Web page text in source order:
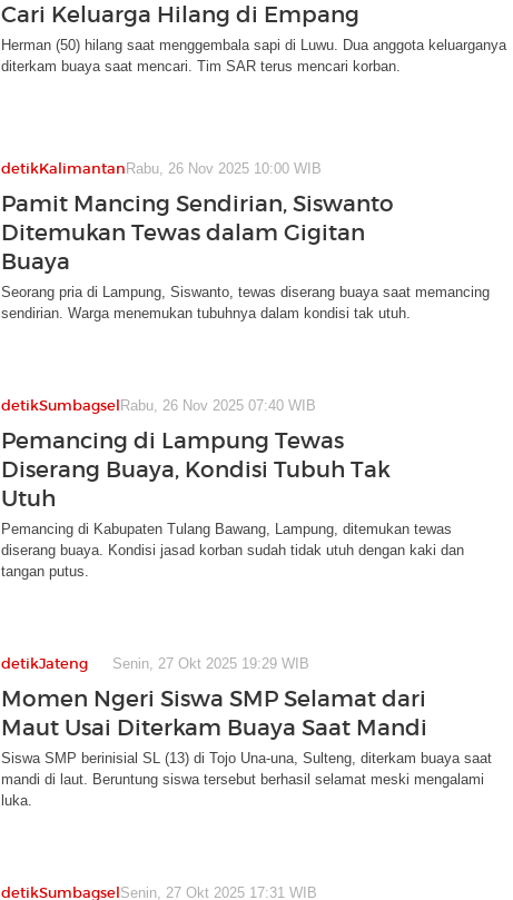
Cari Keluarga Hilang di Empang
Herman (50) hilang saat menggembala sapi di Luwu. Dua anggota keluarganya
diterkam buaya saat mencari. Tim SAR terus mencari korban.
detikKalimantan Rabu, 26 Nov 2025 10:00 WIB
Pamit Mancing Sendirian, Siswanto
Ditemukan Tewas dalam Gigitan
Buaya
Seorang pria di Lampung, Siswanto, tewas diserang buaya saat memancing
sendirian. Warga menemukan tubuhnya dalam kondisi tak utuh.
detikSumbagsel Rabu, 26 Nov 2025 07:40 WIB
Pemancing di Lampung Tewas
Diserang Buaya, Kondisi Tubuh Tak
Utuh
Pemancing di Kabupaten Tulang Bawang, Lampung, ditemukan tewas
diserang buaya. Kondisi jasad korban sudah tidak utuh dengan kaki dan
tangan putus.
detikJateng Senin, 27 Okt 2025 19:29 WIB
Momen Ngeri Siswa SMP Selamat dari
Maut Usai Diterkam Buaya Saat Mandi
Siswa SMP berinisial SL (13) di Tojo Una-una, Sulteng, diterkam buaya saat
mandi di laut. Beruntung siswa tersebut berhasil selamat meski mengalami
luka.
detikSumbagselSenin, 27 Okt 2025 17:31 WIB